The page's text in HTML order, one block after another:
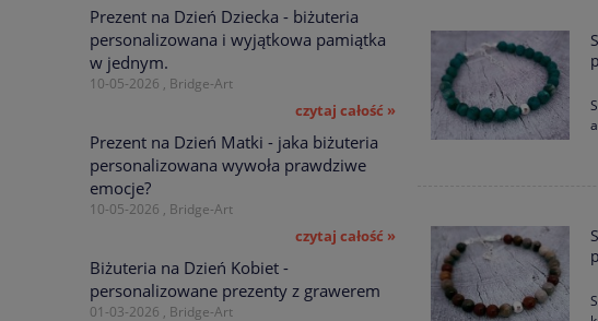
Prezent na Dzień Dziecka - biżuteria
personalizowana i wyjątkowa pamiątka
w jednym.
10-05-2026 , Bridge-Art
czytaj całość »
Prezent na Dzień Matki - jaka biżuteria
personalizowana wywoła prawdziwe
emocje?
10-05-2026 , Bridge-Art
czytaj całość »
Biżuteria na Dzień Kobiet -
personalizowane prezenty z grawerem
01-03-2026 , Bridge-Art